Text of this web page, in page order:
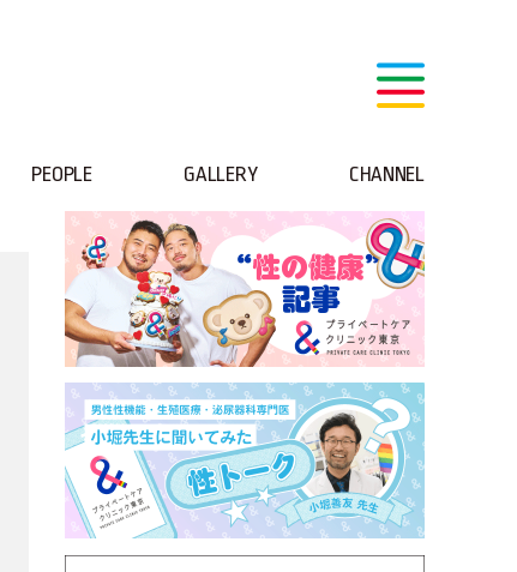
PEOPLE GALLERY CHANNEL